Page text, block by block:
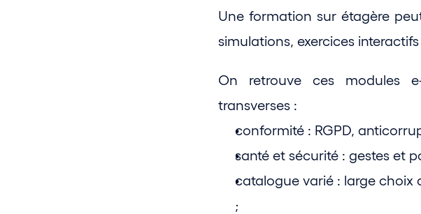
Une formation sur étagère
simulations, exercices
On retrouve ces modules
transverses :
conformité : RGPD,
santé et sécurité : gestes et
catalogue varié : large choix
;